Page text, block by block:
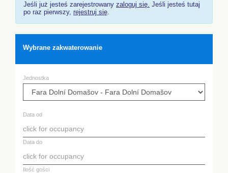
Jeśli już jesteś zarejestrowany zaloguj się. Jeśli jesteś tutaj
po raz pierwszy, rejestruj się.
Wybrane zakwaterowanie
Jednostka
Data od
Data do
Ilość gości